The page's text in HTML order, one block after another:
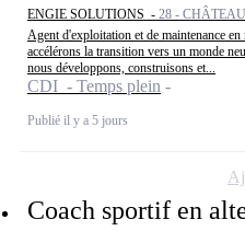
ENGIE SOLUTIONS - 28 -
Agent d'exploitation et de maintenance
accélérons la transition vers un monde
nous développons, construisons et...
CDI - Temps plein
Publié il y a 5 jours
Coach sportif en